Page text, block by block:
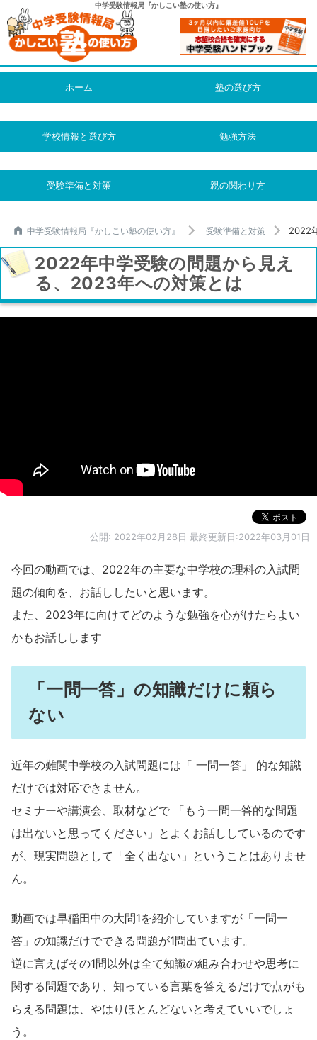
中学受験情報局『かしこい塾の使い方』
ホーム 塾の選び方
学校情報と選び方 勉強方法
受験準備と対策 親の関わり方
中学受験情報局『かしこい塾の使い方』 受験準備と対策 2022
2022年中学受験の問題から見え
る、2023年への対策とは
公開: 2022年02月28日 最終更新日:2022年03月01日
今回の動画では、2022年の主要な中学校の理科の入試問
題の傾向を、お話ししたいと思います。
また、2023年に向けてどのような勉強を心がけたらよい
かもお話しします
「一問一答」の知識だけに頼ら
ない
近年の難関中学校の入試問題には「 一問一答」 的な知識
だけでは対応できません。
セミナーや講演会、取材などで 「もう一問一答的な問題
は出ないと思ってください」とよくお話ししているのです
が、現実問題として「全く出ない」ということはありませ
ん。
動画では早稲田中の大問1を紹介していますが「一問一
答」の知識だけでできる問題が1問出ています。
逆に言えばその1問以外は全て知識の組み合わせや思考に
関する問題であり、知っている言葉を答えるだけで点がも
らえる問題は、やはりほとんどないと考えていいでしょ
う。